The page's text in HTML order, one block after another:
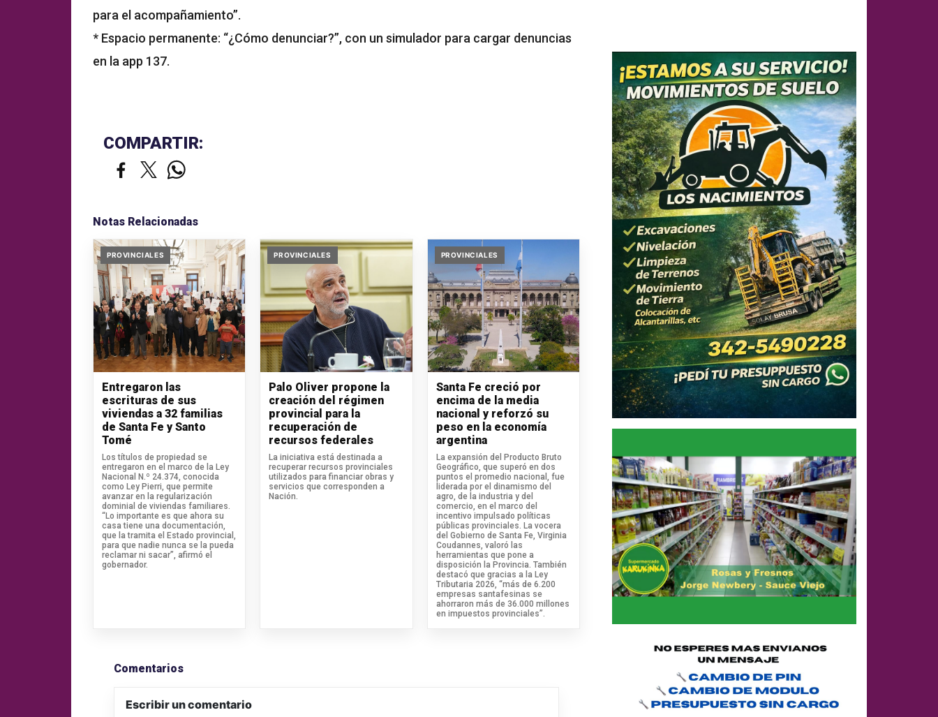
para el acompañamiento”.
* Espacio permanente: “¿Cómo denunciar?”, con un simulador para cargar denuncias
en la app 137.
COMPARTIR:
Notas Relacionadas
PROVINCIALES
Entregaron las
escrituras de sus
viviendas a 32 familias
de Santa Fe y Santo
Tomé
Los títulos de propiedad se
entregaron en el marco de la Ley
Nacional N.º 24.374, conocida
como Ley Pierri, que permite
avanzar en la regularización
dominial de viviendas familiares.
“Lo importante es que ahora su
casa tiene una documentación,
que la tramita el Estado provincial,
para que nadie nunca se la pueda
reclamar ni sacar”, afirmó el
gobernador.
PROVINCIALES
Palo Oliver propone la
creación del régimen
provincial para la
recuperación de
recursos federales
La iniciativa está destinada a
recuperar recursos provinciales
utilizados para financiar obras y
servicios que corresponden a
Nación.
PROVINCIALES
Santa Fe creció por
encima de la media
nacional y reforzó su
peso en la economía
argentina
La expansión del Producto Bruto
Geográfico, que superó en dos
puntos el promedio nacional, fue
liderada por el dinamismo del
agro, de la industria y del
comercio, en el marco del
incentivo impulsado políticas
públicas provinciales. La vocera
del Gobierno de Santa Fe, Virginia
Coudannes, valoró las
herramientas que pone a
disposición la Provincia. También
destacó que gracias a la Ley
Tributaria 2026, “más de 6.200
empresas santafesinas se
ahorraron más de 36.000 millones
en impuestos provinciales”.
Comentarios
Escribir un comentario